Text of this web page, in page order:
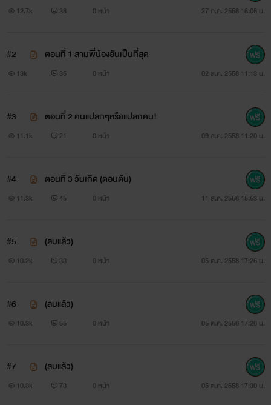
12.7k 38 0 หน้า 27 ก.ค. 2558 16:08 น.
#2 ตอนที่ 1 สามพี่น้องอันเป็นที่สุด
13k 35 0 หน้า 02 ส.ค. 2558 11:13 น.
#3 ตอนที่ 2 คนแปลกๆหรือแปลกคน!
11.1k 21 0 หน้า 09 ส.ค. 2558 11:20 น.
#4 ตอนที่ 3 วันเกิด (ตอนต้น)
11.3k 45 0 หน้า 11 ส.ค. 2558 15:53 น.
#5 (ลบแล้ว)
10.2k 33 0 หน้า 05 ต.ค. 2558 17:26 น.
#6 (ลบแล้ว)
10.3k 55 0 หน้า 05 ต.ค. 2558 17:28 น.
#7 (ลบแล้ว)
10.3k 73 0 หน้า 05 ต.ค. 2558 17:30 น.